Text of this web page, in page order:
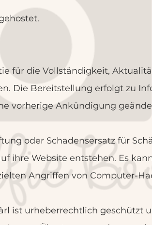
für die Vollständigkeit,
Die Bereitstellung erfolgt zu
vorherige Ankündigung
oder Schadensersatz für
ihre Website entstehen. Es
Angriffen von Computer-
ist urheberrechtlich geschützt